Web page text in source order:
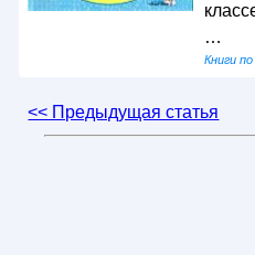
…
Книги
<< Предыдущая статья